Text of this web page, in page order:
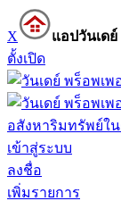
X แอปวันเดย์
ตั้งเปิด
อสังหาริมทรัพย์ใน
เข้าสู่ระบบ
ลงชื่อ
เพิ่มรายการ